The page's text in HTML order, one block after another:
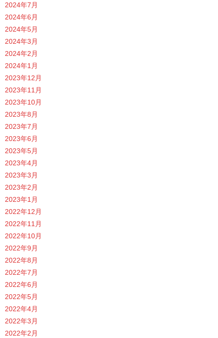
2024年7月
2024年6月
2024年5月
2024年3月
2024年2月
2024年1月
2023年12月
2023年11月
2023年10月
2023年8月
2023年7月
2023年6月
2023年5月
2023年4月
2023年3月
2023年2月
2023年1月
2022年12月
2022年11月
2022年10月
2022年9月
2022年8月
2022年7月
2022年6月
2022年5月
2022年4月
2022年3月
2022年2月